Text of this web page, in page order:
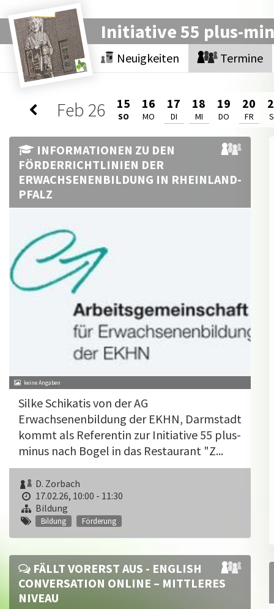
Initiative 55 plus-
Neuigkeiten Termine
Feb 26 15
SO
16
MO
17
DI
18
MI
19
DO
20
FR
INFORMATIONEN ZU DEN
FÖRDERRICHTLINIEN DER
ERWACHSENENBILDUNG IN RHEINLAND-
PFALZ
Silke Schikatis von der AG
Erwachsenenbildung der EKHN, Darmstadt
kommt als Referentin zur Initiative 55 plus-
minus nach Bogel in das Restaurant "Z...
D. Zorbach
17.02.26, 10:00 - 11:30
Bildung
Bildung Förderung
FÄLLT VORERST AUS - ENGLISH
CONVERSATION ONLINE – MITTLERES
NIVEAU